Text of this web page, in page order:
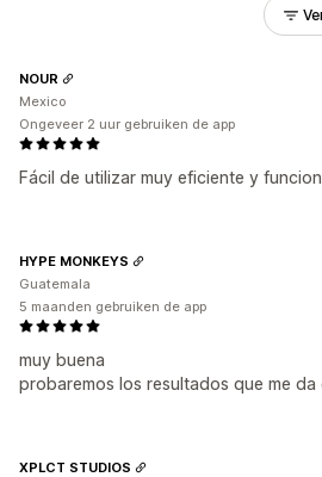
Fácil de utilizar muy eficiente y
NOUR
Mexico
Ongeveer 2 uur gebruiken de app
muy buena
probaremos los resultados que me
HYPE MONKEYS
Guatemala
5 maanden gebruiken de app
XPLCT STUDIOS